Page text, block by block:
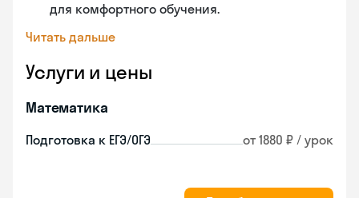
для комфортного обучения.
Читать дальше
Услуги и цены
Математика
Подготовка к ЕГЭ/ОГЭ от 1880 ₽ / урок